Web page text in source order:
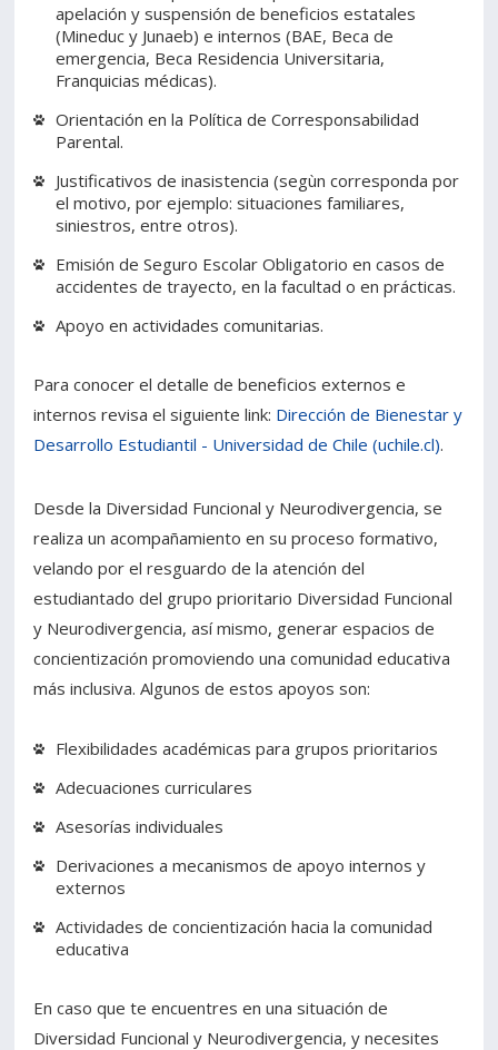
apelación y suspensión de beneficios estatales
(Mineduc y Junaeb) e internos (BAE, Beca de
emergencia, Beca Residencia Universitaria,
Franquicias médicas).
Orientación en la Política de Corresponsabilidad
Parental.
Justificativos de inasistencia (segùn corresponda por
el motivo, por ejemplo: situaciones familiares,
siniestros, entre otros).
Emisión de Seguro Escolar Obligatorio en casos de
accidentes de trayecto, en la facultad o en prácticas.
Apoyo en actividades comunitarias.
Para conocer el detalle de beneficios externos e
internos revisa el siguiente link: Dirección de Bienestar y
Desarrollo Estudiantil - Universidad de Chile (uchile.cl).
Desde la Diversidad Funcional y Neurodivergencia, se
realiza un acompañamiento en su proceso formativo,
velando por el resguardo de la atención del
estudiantado del grupo prioritario Diversidad Funcional
y Neurodivergencia, así mismo, generar espacios de
concientización promoviendo una comunidad educativa
más inclusiva. Algunos de estos apoyos son:
Flexibilidades académicas para grupos prioritarios
Adecuaciones curriculares
Asesorías individuales
Derivaciones a mecanismos de apoyo internos y
externos
Actividades de concientización hacia la comunidad
educativa
En caso que te encuentres en una situación de
Diversidad Funcional y Neurodivergencia, y necesites